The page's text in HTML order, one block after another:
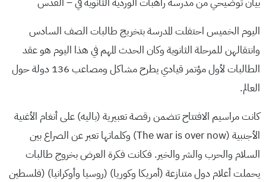
اليوم الخميس احتفلت المدرسة بتخريج طالبات الصف السادس
وانتقالهن للمرحلة الثانوية وكان الحدث المهم في هذا اليوم هو عقد
الطالبات لأول مؤتمر قيادي يطرح مشاكل ومصاعب 136 دولة حول
العالم.
كانت مراسيم الافتتاح تتضمن رقصة تعبيرية (باليه) على أنغام الأغنية
الأجنبية (The war is over now) وكلماتها تعبر عن الصراع بين
السلام والحرب والشر والخير. فكانت فكرة العرض بخروج طالبات
يحملت أعلام دول متنازعة (أمريكا وكوريا) (روسيا وأوكرانيا) (فلسطين